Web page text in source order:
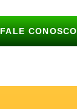
FALE CONOSCO